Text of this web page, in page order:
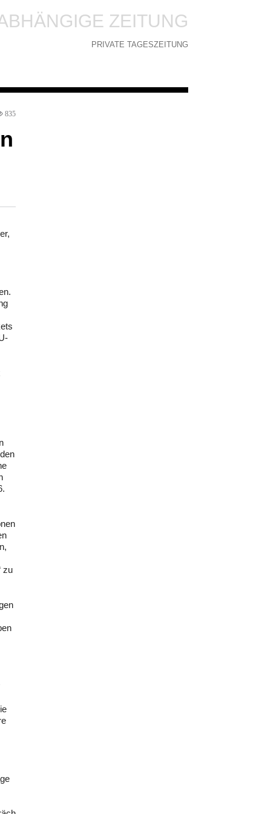
ZEITUNG
PRIVATE TAGESZEITUNG
835
zu